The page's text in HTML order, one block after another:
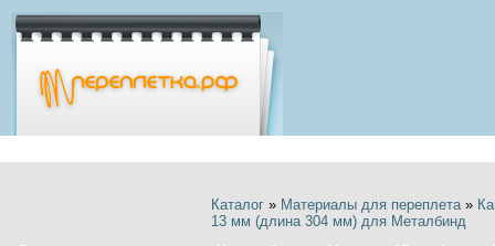
Каталог » Материалы для переплета »
13 мм (длина 304 мм) для Металбинд